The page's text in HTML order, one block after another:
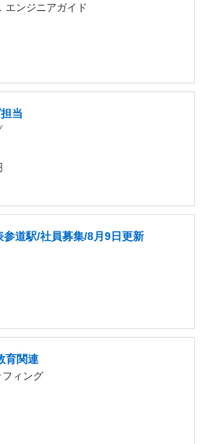
エンジニアガイド
当
道駅/社員募集/8月9日更新
育関連
ィング